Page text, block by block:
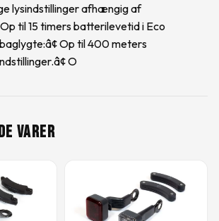
lysindstillinger afhængig af
til 15 timers batterilevetid i Eco
Op til 400 meters
O
VARER